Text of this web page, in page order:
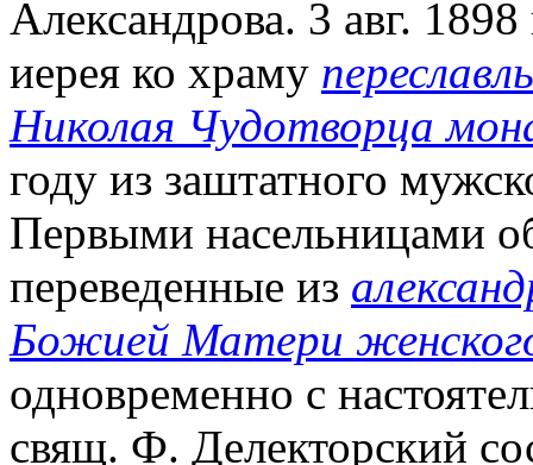
Александрова. 3 авг.
иерея ко храму
Николая Чудотворца
году из заштатного
Первыми насельницами
переведенные из
Божией Матери
одновременно с
свящ. Ф. Делекторский